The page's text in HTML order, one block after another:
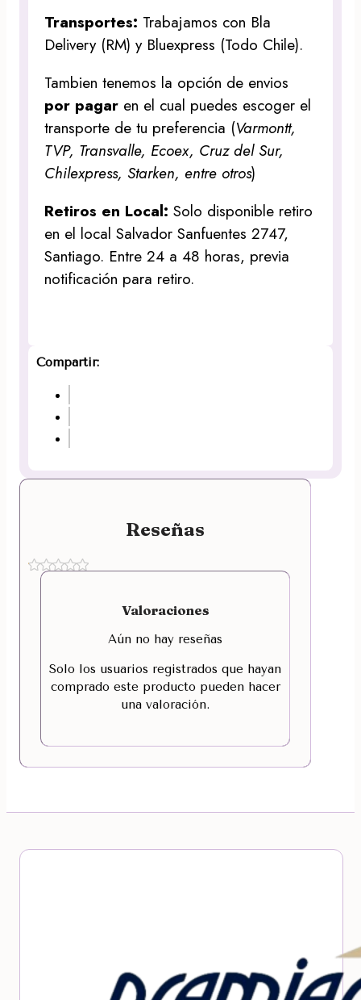
Transportes: Trabajamos con Bla
Delivery (RM) y Bluexpress (Todo Chile).
Tambien tenemos la opción de envios
por pagar en el cual puedes escoger el
transporte de tu preferencia (Varmontt,
TVP, Transvalle, Ecoex, Cruz del Sur,
Chilexpress, Starken, entre otros)
Retiros en Local:Solo disponible retiro
en el local Salvador Sanfuentes 2747,
Santiago. Entre 24 a 48 horas, previa
notificación para retiro.
Compartir:
Reseñas
Valoraciones
Aún no hay reseñas
Solo los usuarios registrados que hayan
comprado este producto pueden hacer
una valoración.